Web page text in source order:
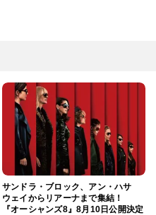
サンドラ・ブロック、アン・ハサ
ウェイからリアーナまで集結！
『オーシャンズ8』8月10日公開決定